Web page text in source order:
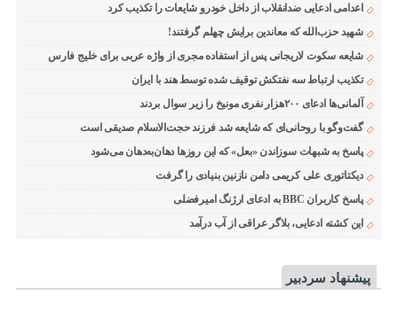
اعدامی ادعایی ضدانقلاب از داخل خودرو شایعات را تکذیب کرد
شهید حزب‌الله که معاندین برایش چهلم گرفتند!
شایعه سکوت لاریجانی پس از استفاده مجری از واژه عربی برای خلیج فارس
تکذیب ارتباط سه نفتکش توقیف شده توسط هند با ایران
آلمانی‌ها ادعای ۲۰۰هزار نفری مونیخ را زیر سوال بردند
گفت‌وگو با روحانی‌ای که شایعه شد فرزند حجت‌الاسلام صدیقی است
پاسخ به شبهات سوزاندن «بعل» که این روزها دهان‌به‌دهان می‌شود
دیکتاتوری علی کریمی دامن نازنین بنیادی را گرفت
پاسخ کاربران BBC به ادعای ارژنگ امیرفضلی
این کشته ادعایی، بلاگر عراقی از آب درآمد
پیشنهاد سردبیر